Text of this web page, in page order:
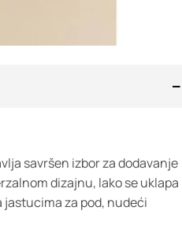
savršen izbor za dodavanje
dizajnu, lako se uklapa
jastucima za pod, nudeći